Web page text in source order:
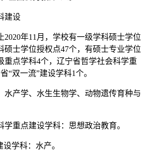
建设
年11月，学校有一级学科硕士学位
硕士学位授权点47个，有硕士专业学位
重点学科4个，辽宁省哲学社会科学重
“双一流”建设学科1个。
产学、水生生物学、动物遗传育种与
重点建设学科：思想政治教育。
学科：水产。